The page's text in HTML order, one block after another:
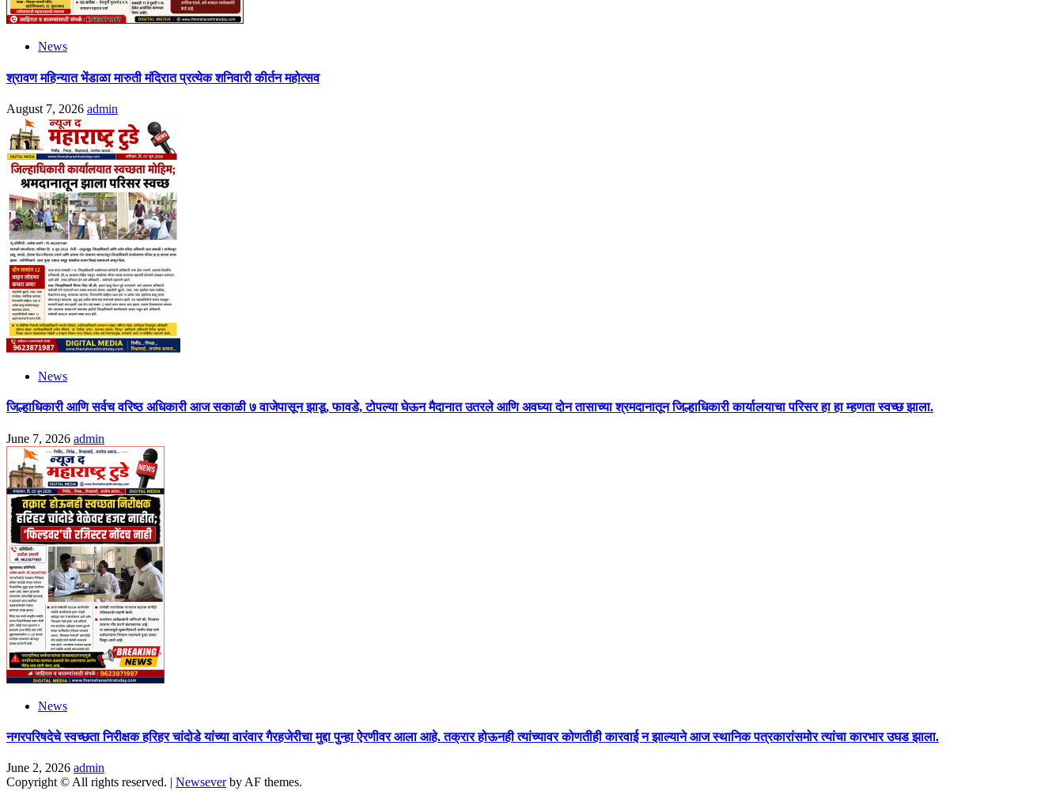
News
श्रावण महिन्यात भेंडाळा मारुती मंदिरात प्रत्येक शनिवारी कीर्तन महोत्सव
August 7, 2026 admin
News
जिल्हाधिकारी आणि सर्वच वरिष्ठ अधिकारी आज सकाळी ७ वाजेपासून झाडू, फावडे, टोपल्या घेऊन मैदानात उतरले आणि अवघ्या दोन तासाच्या श्रमदानातून जिल्हाधिकारी कार्यालयाचा परिसर हा हा म्हणता स्वच्छ झाला.
June 7, 2026 admin
News
नगरपरिषदेचे स्वच्छता निरीक्षक हरिहर चांदोडे यांच्या वारंवार गैरहजेरीचा मुद्दा पुन्हा ऐरणीवर आला आहे. तक्रार होऊनही त्यांच्यावर कोणतीही कारवाई न झाल्याने आज स्थानिक पत्रकारांसमोर त्यांचा कारभार उघड झाला.
June 2, 2026 admin
Copyright © All rights reserved. | Newseverby AF themes.